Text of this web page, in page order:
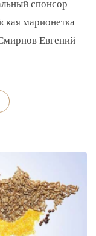
спонсор
марионетка
Евгений
федерации